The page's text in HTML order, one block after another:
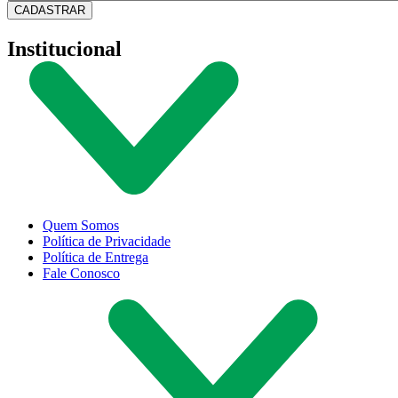
CADASTRAR
Institucional
Quem Somos
Política de Privacidade
Política de Entrega
Fale Conosco